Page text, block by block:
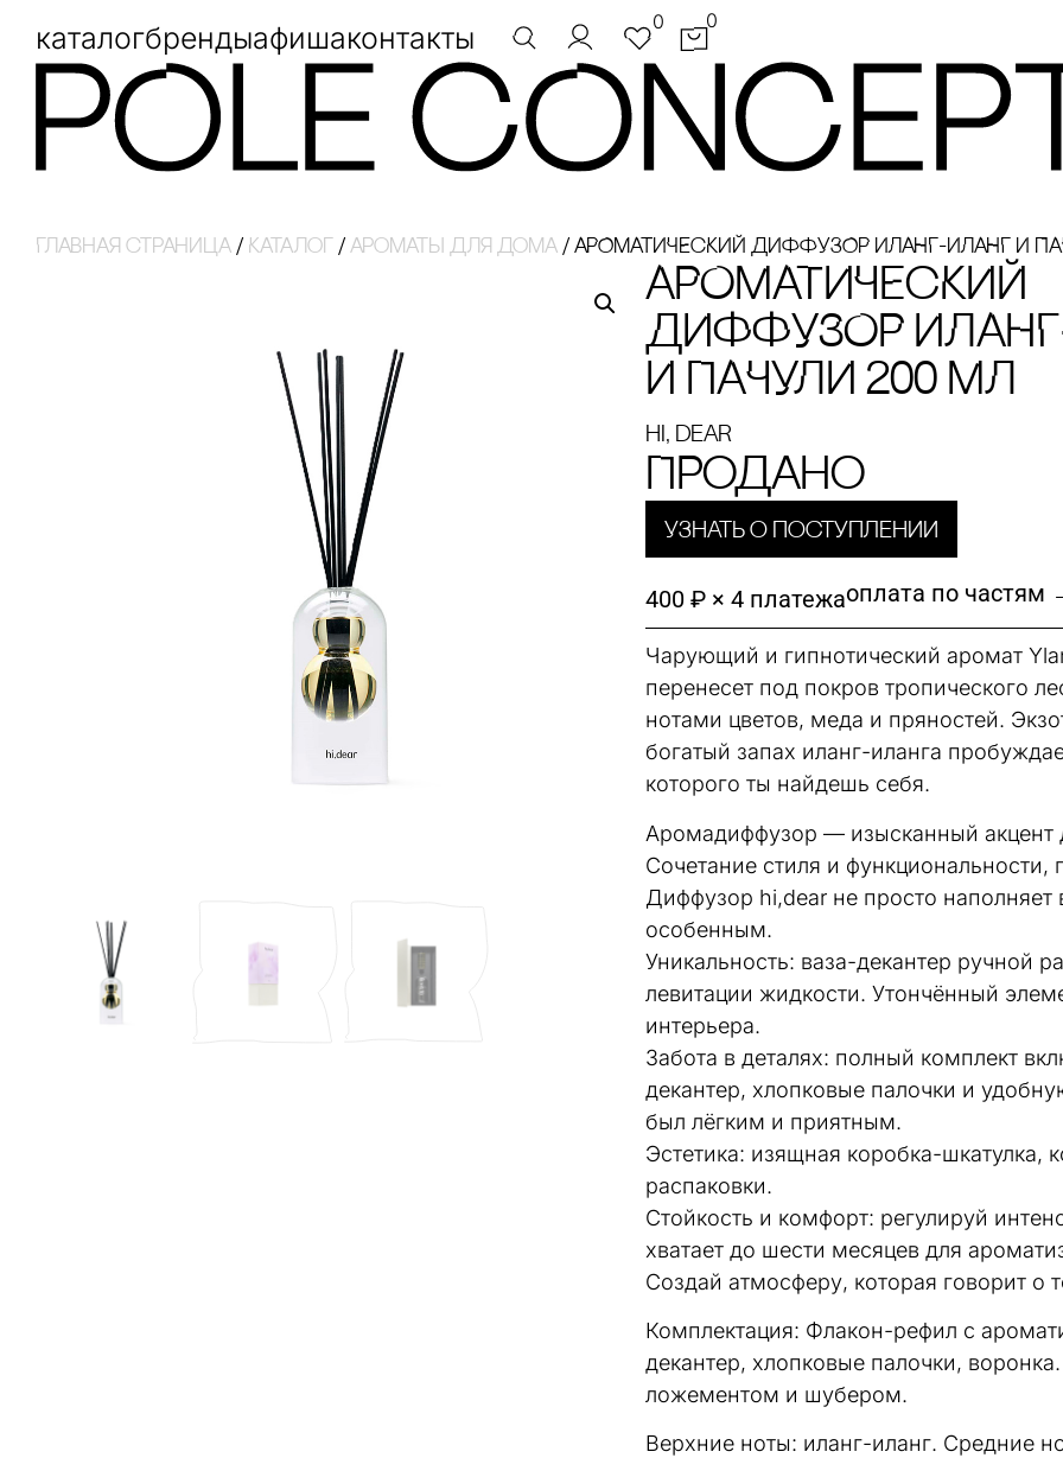
каталогбрендыафишаконтакты 0 0
Главная страница / Каталог / ароматы для дома / АРОМАТИЧЕсКИЙ ДИФФУЗОР ИЛАНГ-ИЛАНГ И
АРОМАТИЧЕсКИЙ
ДИФФУЗОР
И ПАЧУЛИ 200 МЛ
hi, dear
Продано
Узнать о поступлении
400 ₽ × 4 платежаоплата по частям
Чарующий и гипнотический аромат
перенесет под покров тропического
нотами цветов, меда и пряностей.
богатый запах иланг-иланга
которого ты найдешь себя.
Аромадиффузор — изысканный акцент
Сочетание стиля и
Диффузор hi,dear не просто
особенным.
Уникальность: ваза-декантер ручной
левитации жидкости. Утончённый
интерьера.
Забота в деталях: полный комплект
декантер, хлопковые палочки и
был лёгким и приятным.
Эстетика: изящная коробка-шкатулка,
распаковки.
Стойкость и комфорт: регулируй
хватает до шести месяцев для
Создай атмосферу, которая говорит о
Комплектация: Флакон-рефил с
декантер, хлопковые палочки,
ложементом и шубером.
Верхние ноты: иланг-иланг. Средние